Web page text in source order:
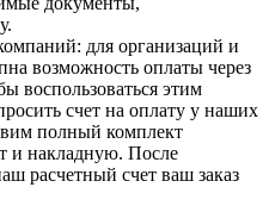
: для организаций и
возможность оплаты через
воспользоваться этим
счет на оплату у наших
полный комплект
и накладную. После
расчетный счет ваш заказ